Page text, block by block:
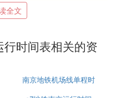
过各车站时间 （十三号街
点
全文
时间表相关的资
南京地铁机场线单程时